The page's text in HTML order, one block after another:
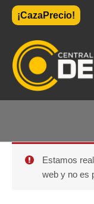
¡CazaPrecio!
Estamos
web y no es